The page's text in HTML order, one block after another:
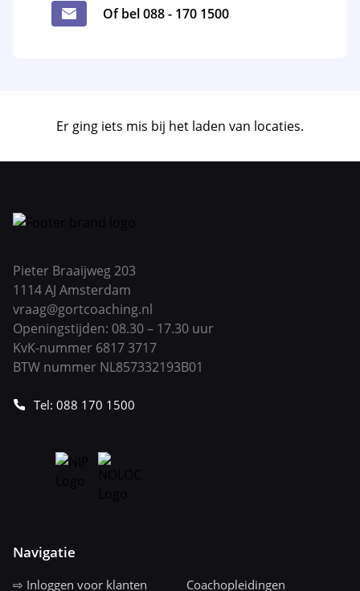
Of bel 088 - 170 1500
Er ging iets mis bij het laden van locaties.
Pieter Braaijweg 203
1114 AJ Amsterdam
vraag@gortcoaching.nl
Openingstijden: 08.30 – 17.30 uur
KvK-nummer 6817 3717
BTW nummer NL857332193B01
Tel: 088 170 1500
Navigatie
⇨ Inloggen voor klanten Coachopleidingen